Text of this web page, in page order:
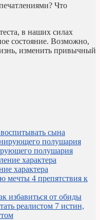
Что
в наших силах
состояние. Возможно,
изменить привычный
сына
полушария
характера
4 препятствия к
избавиться от обиды
7 истин,